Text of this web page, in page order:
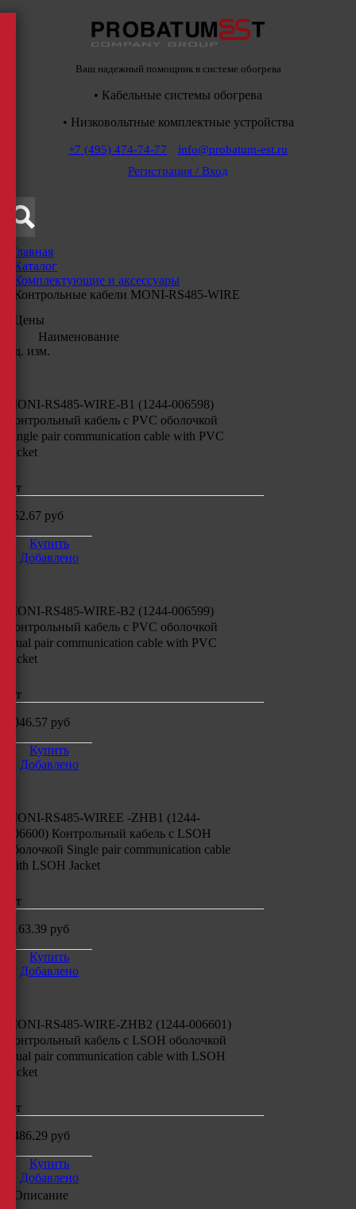
Ваш надежный помощник в системе обогрева
• Кабельные системы обогрева
• Низковольтные комплектные устройства
+7 (495) 474-74-77
info@probatum-est.ru
Регистрация / Вход
Главная
Каталог
Комплектующие и аксессуары
Контрольные кабели MONI-RS485-WIRE
Цены
Наименование
Ед. изм.
MONI-RS485-WIRE-B1 (1244-006598)
Контрольный кабель c PVC оболочкой
Single pair communication cable with PVC
Jacket
шт
852.67 руб
Купить
Добавлено
MONI-RS485-WIRE-B2 (1244-006599)
Контрольный кабель с PVC оболочкой
Dual pair communication cable with PVC
Jacket
шт
1046.57 руб
Купить
Добавлено
MONI-RS485-WIREE -ZHB1 (1244-
006600) Контрольный кабель с LSOH
оболочкой Single pair communication cable
with LSOH Jacket
шт
1163.39 руб
Купить
Добавлено
MONI-RS485-WIRE-ZHB2 (1244-006601)
Контрольный кабель c LSOH оболочкой
Dual pair communication cable with LSOH
Jacket
шт
1486.29 руб
Купить
Добавлено
Описание